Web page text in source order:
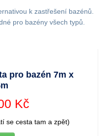
k zastřešení bazénů.
pro bazény všech typů.
pro bazén 7m x
Kč
se cesta tam a zpět)